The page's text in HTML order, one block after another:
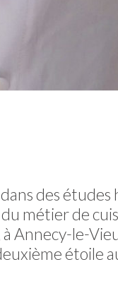
dans des
métier de
Annecy-le-
étoile